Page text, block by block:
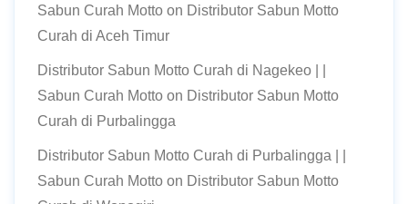
Sabun Curah Motto on Distributor Sabun Motto
Curah di Aceh Timur
Distributor Sabun Motto Curah di Nagekeo | |
Sabun Curah Motto on Distributor Sabun Motto
Curah di Purbalingga
Distributor Sabun Motto Curah di Purbalingga | |
Sabun Curah Motto on Distributor Sabun Motto